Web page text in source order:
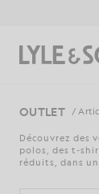
Aller
Rechercher
OUTLET /
Découvrez des
polos, des t-
réduits, dans